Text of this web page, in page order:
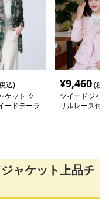
込)
ケット ク
ードテーラ
¥9,460(税
ツイードジャ
リルレース付
ャケット上品チ